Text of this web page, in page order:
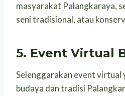
masyarakat Palangkaraya,
seni tradisional, atau
5. Event Virtual
Selenggarakan event virtual
budaya dan tradisi